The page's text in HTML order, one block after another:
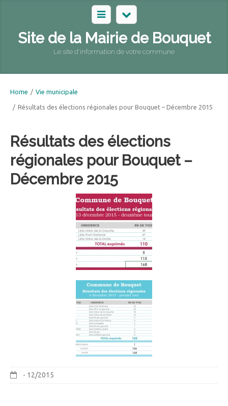
Site de la Mairie de Bouquet
Le site d'information de votre commune
Home / Vie municipale
/ Résultats des élections régionales pour Bouquet – Décembre 2015
Résultats des élections
régionales pour Bouquet –
Décembre 2015
- 12/2015